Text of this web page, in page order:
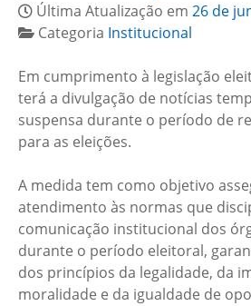
Última Atualização em 26 de
Categoria Institucional
Em cumprimento à legislação
terá a divulgação de notícias
suspensa durante o período de
para as eleições.
A medida tem como objetivo
atendimento às normas que
comunicação institucional dos
durante o período eleitoral,
dos princípios da legalidade, da
moralidade e da igualdade de